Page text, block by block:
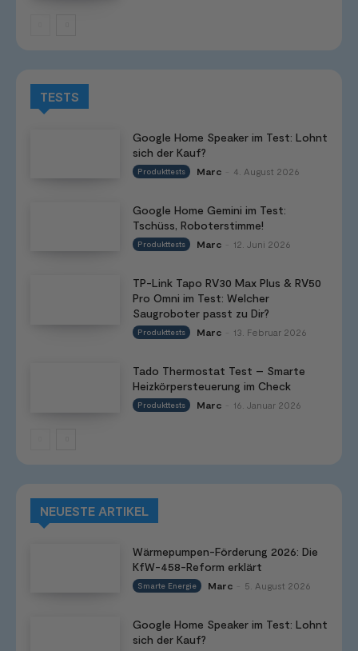
TESTS
Google Home Speaker im Test: Lohnt
sich der Kauf?
Produkttests Marc 4. August 2026
Google Home Gemini im Test:
Tschüss, Roboterstimme!
Produkttests Marc 12. Juni 2026
TP-Link Tapo RV30 Max Plus & RV50
Pro Omni im Test: Welcher
Saugroboter passt zu Dir?
Produkttests Marc 13. Februar 2026
Tado Thermostat Test – Smarte
Heizkörpersteuerung im Check
Produkttests Marc 16. Januar 2026
NEUESTE ARTIKEL
Wärmepumpen-Förderung 2026: Die
KfW-458-Reform erklärt
Smarte Energie Marc 5. August 2026
Google Home Speaker im Test: Lohnt
sich der Kauf?